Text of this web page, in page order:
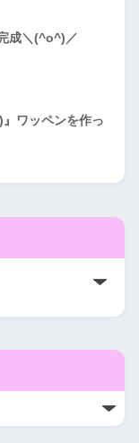
成＼(^o^)／
ワッペンを作っ